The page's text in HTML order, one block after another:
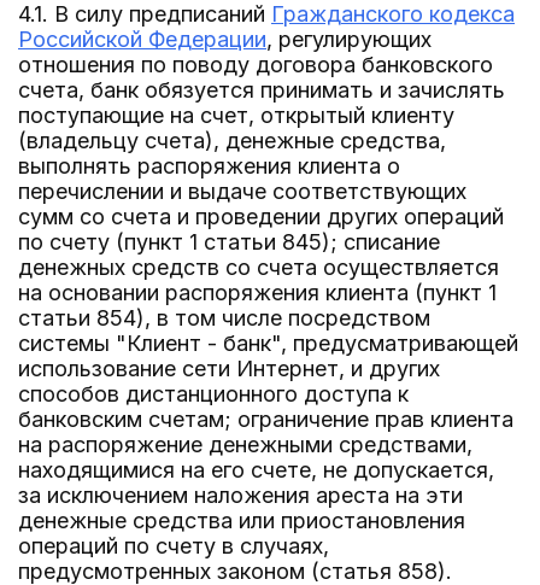
4.1. В силу предписаний Гражданского кодекса
Российской Федерации, регулирующих
отношения по поводу договора банковского
счета, банк обязуется принимать и зачислять
поступающие на счет, открытый клиенту
(владельцу счета), денежные средства,
выполнять распоряжения клиента о
перечислении и выдаче соответствующих
сумм со счета и проведении других операций
по счету (пункт 1 статьи 845); списание
денежных средств со счета осуществляется
на основании распоряжения клиента (пункт 1
статьи 854), в том числе посредством
системы "Клиент - банк", предусматривающей
использование сети Интернет, и других
способов дистанционного доступа к
банковским счетам; ограничение прав клиента
на распоряжение денежными средствами,
находящимися на его счете, не допускается,
за исключением наложения ареста на эти
денежные средства или приостановления
операций по счету в случаях,
предусмотренных законом (статья 858).